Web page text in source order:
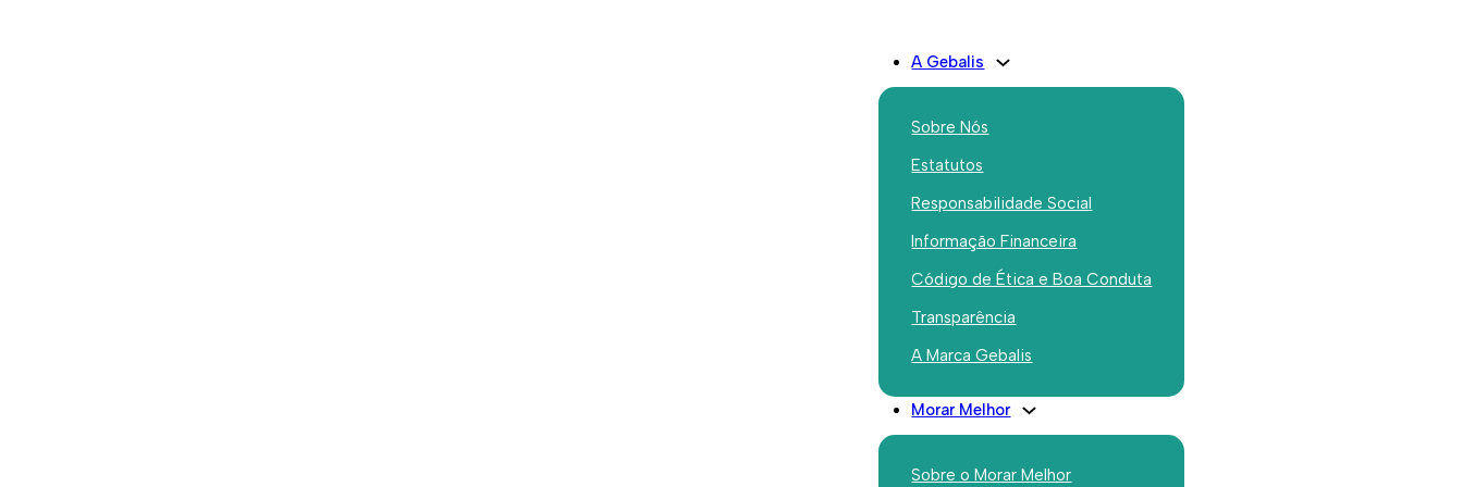
A Gebalis
Sobre Nós
Estatutos
Responsabilidade Social
Informação Financeira
Código de Ética e Boa Conduta
Transparência
A Marca Gebalis
Morar Melhor
Sobre o Morar Melhor
Comissário Europeu da
Habitação visita loteamento
de Entrecampos